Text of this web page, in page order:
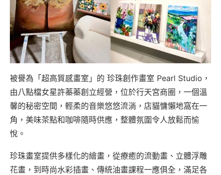
被譽為「超高質感畫室」的 珍珠創作畫室 Pearl Studio，
由八點檔女星許蓁蓁創立經營，位於行天宮商圈，一個溫
馨的秘密空間，輕柔的音樂悠悠流淌，店貓慵懶地窩在一
角，美味茶點和咖啡隨時供應，整體氛圍令人放鬆而愉
悅。
珍珠畫室提供多樣化的繪畫，從療癒的流動畫、立體浮雕
花畫，到時尚水彩插畫、傳統油畫課程一應俱全，滿足各